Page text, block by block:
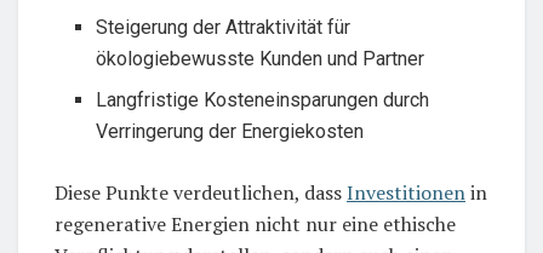
Steigerung der Attraktivität für
ökologiebewusste Kunden und Partner
Langfristige Kosteneinsparungen durch
Verringerung der Energiekosten
Diese Punkte verdeutlichen, dassInvestitionenin
regenerative Energien nicht nur eine ethische